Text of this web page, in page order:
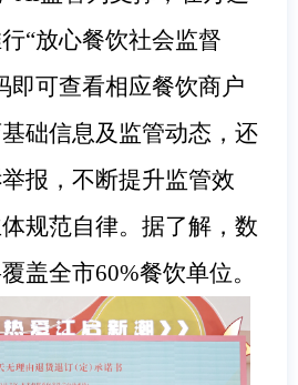
“放心餐饮社会监督
即可查看相应餐饮商户
础信息及监管动态，还
报，不断提升监管效
规范自律。据了解，数
盖全市60%餐饮单位。